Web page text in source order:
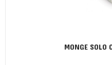
MONGE SOLO